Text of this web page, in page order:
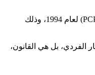
في الهند، يعد تحديد جنس الطفل قبل الولادة - الكشف عن جنس الطفل من خلال الموجات فوق الصوتية - غير قانوني بموجب قانون تقنيات التشخيص قبل الحمل وقبل الولادة (PCPNDT) لعام 1994، وذلك
بل هي القانون،